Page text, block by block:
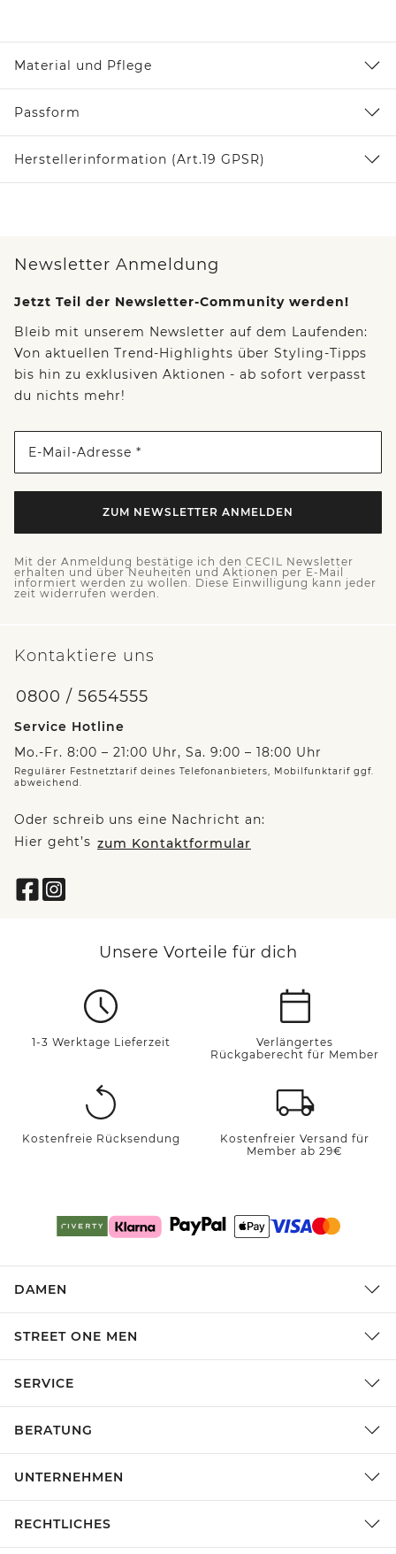
Material und Pflege
Passform
Herstellerinformation (Art.19 GPSR)
Newsletter Anmeldung
Jetzt Teil der Newsletter-Community werden!
Bleib mit unserem Newsletter auf dem Laufenden:
Von aktuellen Trend-Highlights über Styling-Tipps
bis hin zu exklusiven Aktionen - ab sofort verpasst
du nichts mehr!
E-Mail-Adresse *
ZUM NEWSLETTER ANMELDEN
Mit der Anmeldung bestätige ich den CECIL Newsletter
erhalten und über Neuheiten und Aktionen per E-Mail
informiert werden zu wollen. Diese Einwilligung kann jeder
zeit widerrufen werden.
Kontaktiere uns
0800 / 5654555
Service Hotline
Mo.-Fr. 8:00 – 21:00 Uhr, Sa. 9:00 – 18:00 Uhr
Regulärer Festnetztarif deines Telefonanbieters, Mobilfunktarif ggf.
abweichend.
Oder schreib uns eine Nachricht an:
Hier geht’s zum Kontaktformular
Unsere Vorteile für dich
1-3 Werktage Lieferzeit
Verlängertes
Rückgaberecht für Member
Kostenfreie Rücksendung
Kostenfreier Versand für
Member ab 29€
DAMEN
STREET ONE MEN
SERVICE
BERATUNG
UNTERNEHMEN
RECHTLICHES